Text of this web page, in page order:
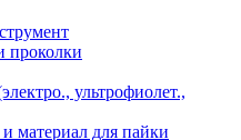
проколки
ультрофиолет.,
материал для пайки